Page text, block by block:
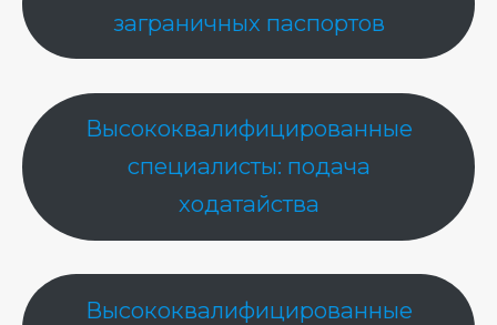
заграничных паспортов
Высококвалифицированные
специалисты: подача
ходатайства
Высококвалифицированные